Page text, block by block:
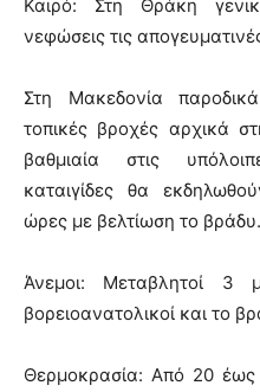
Καιρό: Στη Θράκη
νεφώσεις τις
Στη Μακεδονία
τοπικές βροχές αρχικά
βαθμιαία στις
καταιγίδες θα
ώρες με βελτίωση το βράδυ.
Άνεμοι: Μεταβλητοί
βορειοανατολικοί και το
Θερμοκρασία: Από 20